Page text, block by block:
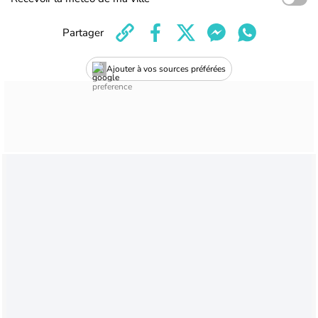
Ajouter à vos sources préférées
Partager